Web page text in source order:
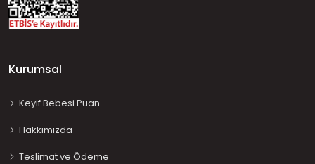
Kurumsal
Keyif Bebesi Puan
Hakkımızda
Teslimat ve Ödeme